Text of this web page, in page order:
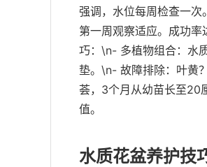
强调，水位每周检查一次
第一周观察适应。成功
巧：\n- 多植物组合：水
垫。\n- 故障排除：叶黄
荟，3个月从幼苗长至20
值。
水质花盆养护技